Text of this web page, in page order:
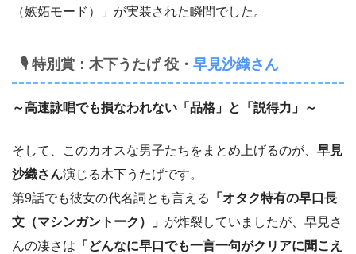
（嫉妬モード）」が実装された瞬間でした。
🎙 特別賞：木下うたげ 役・ 早見沙織さん
～高速詠唱でも損なわれない「品格」と「説得力」～
そして、このカオスな男子たちをまとめ上げるのが、 早見
沙織さん演じる木下うたげです。
第9話でも彼女の代名詞とも言える
「オタク特有の早口長
文（マシンガントーク）」 が炸裂していましたが、早見さ
んの凄さは 「どんなに早口でも一言一句がクリアに聞こえ